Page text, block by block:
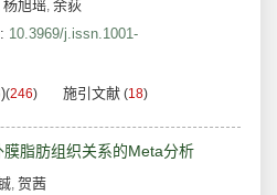
杨旭瑶, 余荻
10.3969/j.issn.1001-
(246) 施引文献 (18)
脂肪组织关系的Meta分析
, 贺茜